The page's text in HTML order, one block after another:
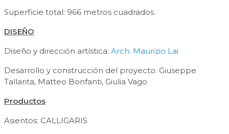
Superficie total: 966 metros cuadrados.
DISEÑO
Diseño y dirección artística: Arch. Maurizio Lai
Desarrollo y construcción del proyecto: Giuseppe
Tallarita, Matteo Bonfanti, Giulia Vago
Productos
Asientos: CALLIGARIS